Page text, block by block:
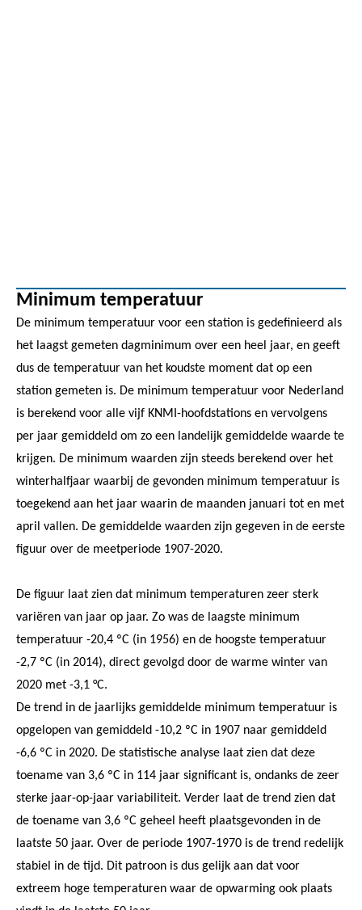
Minimum temperatuur
De minimum temperatuur voor een station is gedefinieerd als
het laagst gemeten dagminimum over een heel jaar, en geeft
dus de temperatuur van het koudste moment dat op een
station gemeten is. De minimum temperatuur voor Nederland
is berekend voor alle vijf KNMI-hoofdstations en vervolgens
per jaar gemiddeld om zo een landelijk gemiddelde waarde te
krijgen. De minimum waarden zijn steeds berekend over het
winterhalfjaar waarbij de gevonden minimum temperatuur is
toegekend aan het jaar waarin de maanden januari tot en met
april vallen. De gemiddelde waarden zijn gegeven in de eerste
figuur over de meetperiode 1907-2020.
De figuur laat zien dat minimum temperaturen zeer sterk
variëren van jaar op jaar. Zo was de laagste minimum
temperatuur -20,4 ºC (in 1956) en de hoogste temperatuur
-2,7 ºC (in 2014), direct gevolgd door de warme winter van
2020 met -3,1 °C.
De trend in de jaarlijks gemiddelde minimum temperatuur is
opgelopen van gemiddeld -10,2 ºC in 1907 naar gemiddeld
-6,6 ºC in 2020. De statistische analyse laat zien dat deze
toename van 3,6 ºC in 114 jaar significant is, ondanks de zeer
sterke jaar-op-jaar variabiliteit. Verder laat de trend zien dat
de toename van 3,6 ºC geheel heeft plaatsgevonden in de
laatste 50 jaar. Over de periode 1907-1970 is de trend redelijk
stabiel in de tijd. Dit patroon is dus gelijk aan dat voor
extreem hoge temperaturen waar de opwarming ook plaats